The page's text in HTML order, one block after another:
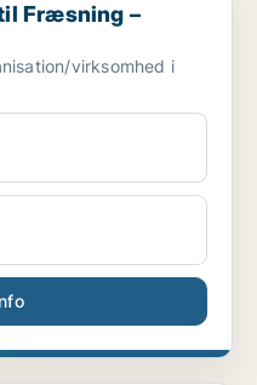
Fræsning –
virksomhed i